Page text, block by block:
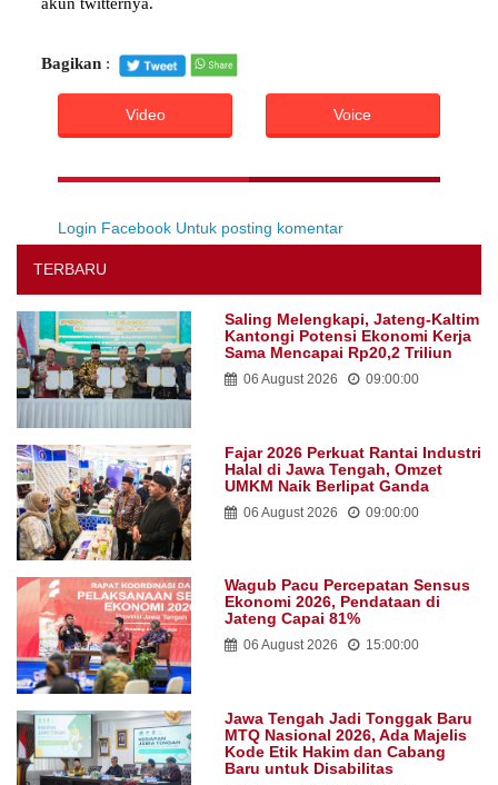
Bagikan :
Video Voice
Login Facebook Untuk posting komentar
TERBARU
Saling Melengkapi, Jateng-Kaltim
Kantongi Potensi Ekonomi Kerja
Sama Mencapai Rp20,2 Triliun
06 August 2026 09:00:00
Fajar 2026 Perkuat Rantai Industri
Halal di Jawa Tengah, Omzet
UMKM Naik Berlipat Ganda
06 August 2026 09:00:00
Wagub Pacu Percepatan Sensus
Ekonomi 2026, Pendataan di
Jateng Capai 81%
06 August 2026 15:00:00
Jawa Tengah Jadi Tonggak Baru
MTQ Nasional 2026, Ada Majelis
Kode Etik Hakim dan Cabang
Baru untuk Disabilitas